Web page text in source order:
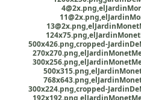
500x426.png,cropped-
300x224.png,cropped-